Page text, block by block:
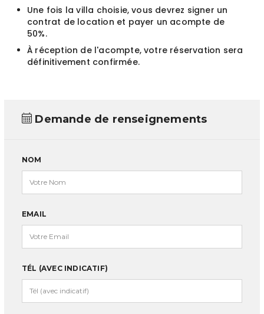
Une fois la villa choisie, vous devrez signer un
contrat de location et payer un acompte de
50%.
À réception de l'acompte, votre réservation sera
définitivement confirmée.
Demande de renseignements
NOM
EMAIL
TÉL (AVEC INDICATIF)